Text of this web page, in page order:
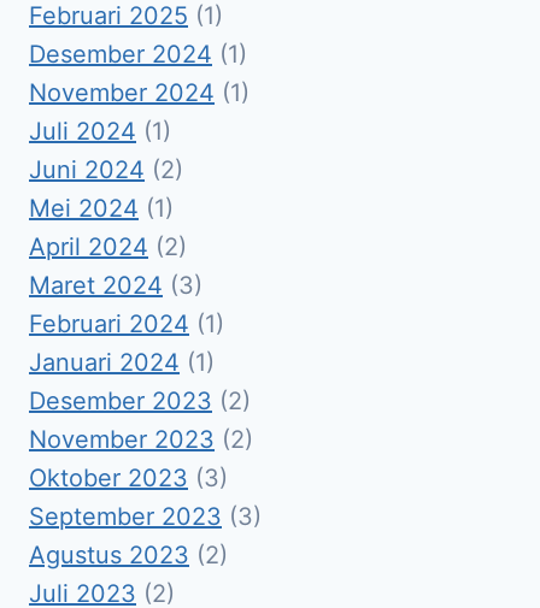
Februari 2025 (1)
Desember 2024 (1)
November 2024 (1)
Juli 2024 (1)
Juni 2024 (2)
Mei 2024 (1)
April 2024 (2)
Maret 2024 (3)
Februari 2024 (1)
Januari 2024 (1)
Desember 2023 (2)
November 2023 (2)
Oktober 2023 (3)
September 2023 (3)
Agustus 2023 (2)
Juli 2023 (2)